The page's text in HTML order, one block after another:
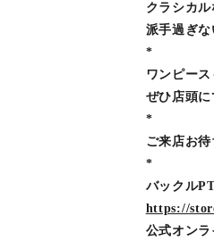
クラシカ
派手過ぎな
*
ワンピース
ぜひ店頭に
*
ご来店お待
*
バックル
https://
公式オン